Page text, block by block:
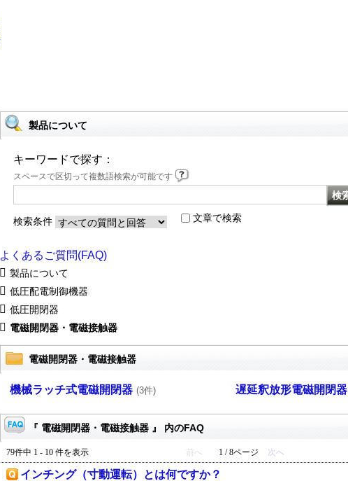
製品について
キーワードで探す：
スペースで区切って複数語検索が可能です
検索条件 文章で検索
よくあるご質問(FAQ)
製品について
低圧配電制御機器
低圧開閉器
電磁開閉器・電磁接触器
電磁開閉器・電磁接触器
機械ラッチ式電磁開閉器 (3件) 遅延釈放形電磁開閉器
『 電磁開閉器・電磁接触器 』 内のFAQ
79件中 1 - 10 件を表示 前へ 1 / 8ページ 次へ
インチング（寸動運転）とは何ですか？